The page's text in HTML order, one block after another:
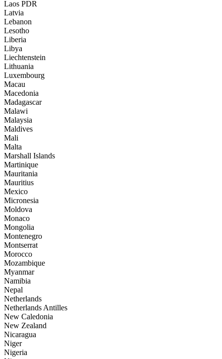
Laos PDR
Latvia
Lebanon
Lesotho
Liberia
Libya
Liechtenstein
Lithuania
Luxembourg
Macau
Macedonia
Madagascar
Malawi
Malaysia
Maldives
Mali
Malta
Marshall Islands
Martinique
Mauritania
Mauritius
Mexico
Micronesia
Moldova
Monaco
Mongolia
Montenegro
Montserrat
Morocco
Mozambique
Myanmar
Namibia
Nepal
Netherlands
Netherlands Antilles
New Caledonia
New Zealand
Nicaragua
Niger
Nigeria